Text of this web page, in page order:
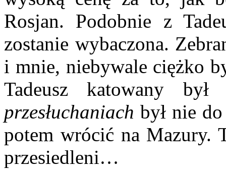
Rosjan. Podobnie z
zostanie wybaczona.
i mnie, niebywale ciężko
Tadeusz katowany
przesłuchaniachbył nie
potem wrócić na Mazury.
przesiedleni…